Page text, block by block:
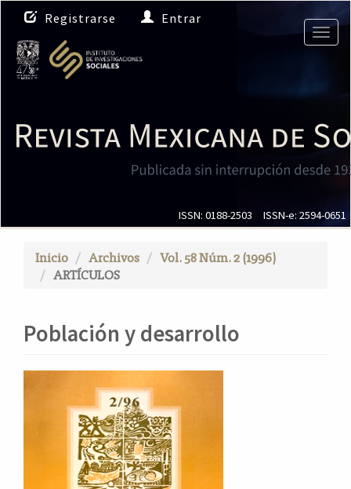
N
a
v
e
g
i
ó
n
c
C
n
Registrarse Entrar
ISSN: 0188-2503 ISSN-e: 2594-0651
Inicio Archivos
Vol. 58 Núm. 2 (1996)
ARTÍCULOS
Población y desarrollo
lateral
artículo